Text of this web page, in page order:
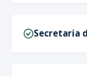
Secretaria